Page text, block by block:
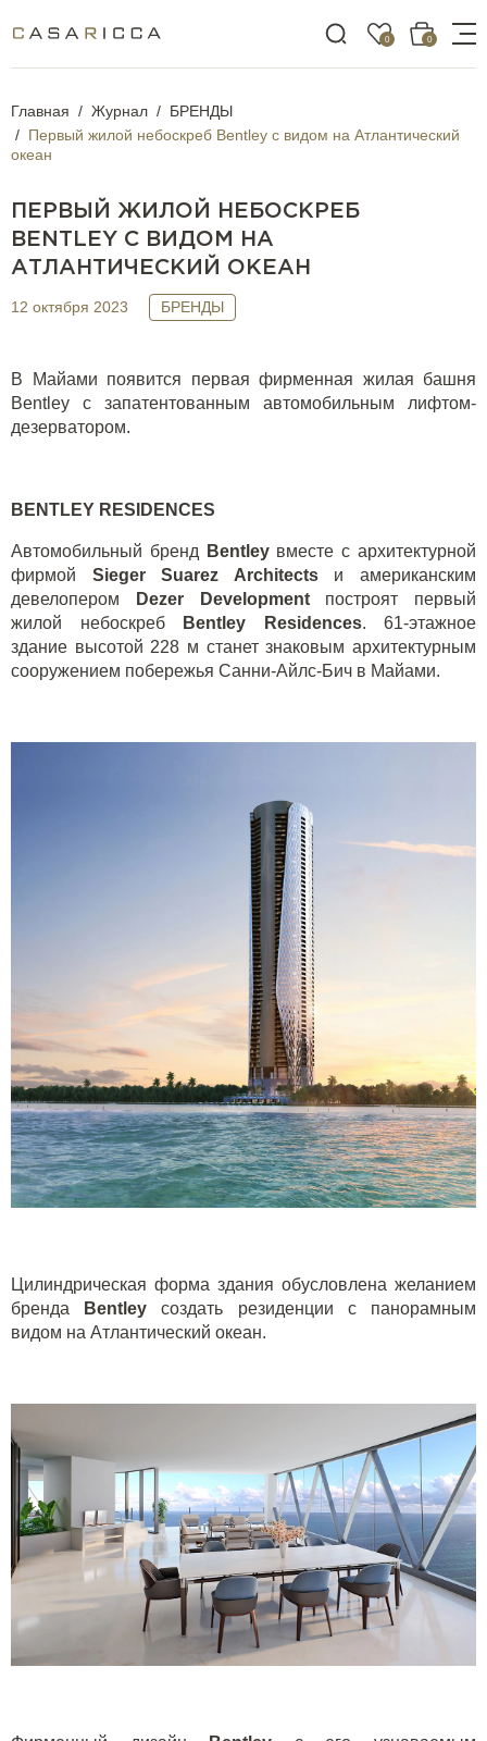
0 0
Главная Журнал
БРЕНДЫ
Первый жилой небоскреб Bentley с видом на Атлантический
океан
ПЕРВЫЙ ЖИЛОЙ НЕБОСКРЕБ
BENTLEY С ВИДОМ НА
АТЛАНТИЧЕСКИЙ ОКЕАН
12 октября 2023 БРЕНДЫ
В Майами появится первая фирменная жилая башня
Bentley с запатентованным автомобильным лифтом-
дезерватором.
BENTLEY RESIDENCES
Автомобильный бренд Bentleyвместе с архитектурной
фирмой Sieger Suarez Architectsи американским
девелопером
Dezer Developmentпостроят первый
жилой небоскреб
Bentley Residences. 61-этажное
здание высотой 228 м станет знаковым архитектурным
сооружением побережья Санни-Айлс-Бич в Майами.
Цилиндрическая форма здания обусловлена желанием
бренда
Bentley создать резиденции с панорамным
видом на Атлантический океан.